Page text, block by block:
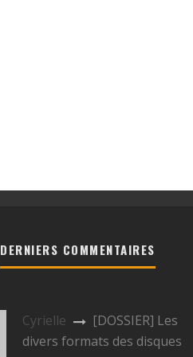
DERNIERS COMMENTAIRES
Cyrielle
[DOSSIER] Les
divers formats des disques